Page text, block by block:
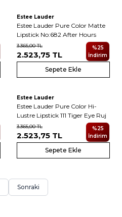
Estee Lauder
Estee Lauder Pure Color Matte
Lipstick No:682 After Hours
3.365,00TL
2.523,75 TL
%25
İndirim
Sepete Ekle
Estee Lauder
Estee Lauder Pure Color Hi-
Lustre Lipstick 111 Tiger Eye Ruj
3.365,00TL
2.523,75 TL
%25
İndirim
Sepete Ekle
Sonraki